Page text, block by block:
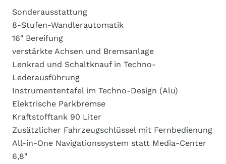
Sonderausstattung
8-Stufen-Wandlerautomatik
16" Bereifung
verstärkte Achsen und Bremsanlage
Lenkrad und Schaltknauf in Techno-
Lederausführung
Instrumententafel im Techno-Design (Alu)
Elektrische Parkbremse
Kraftstofftank 90 Liter
Zusätzlicher Fahrzeugschlüssel mit Fernbedienung
All-in-One Navigationssystem statt Media-Center
6,8"